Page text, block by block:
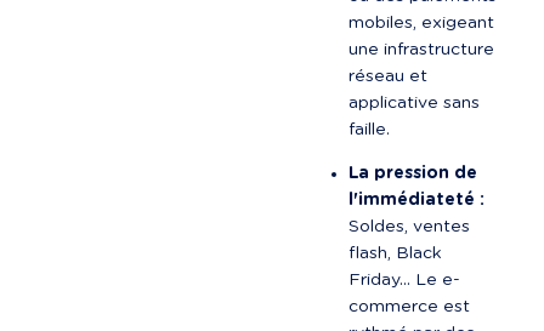
mobiles, exigeant
une infrastructure
réseau et
applicative sans
faille.
La pression de
l'immédiateté :
Soldes, ventes
flash, Black
Friday... Le e-
commerce est